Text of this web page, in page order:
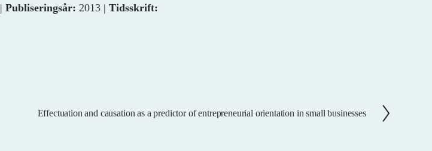
|Publiseringsår: 2013 |Tidsskrift:
N
Effectuation and causation as a predictor of entrepreneurial orientation in small businesses